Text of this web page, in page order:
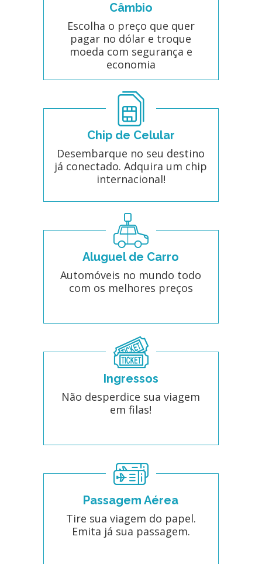
Câmbio
Escolha o preço que quer
pagar no dólar e troque
moeda com segurança e
economia
Chip de Celular
Desembarque no seu destino
já conectado. Adquira um chip
internacional!
Aluguel de Carro
Automóveis no mundo todo
com os melhores preços
Ingressos
Não desperdice sua viagem
em filas!
Passagem Aérea
Tire sua viagem do papel.
Emita já sua passagem.